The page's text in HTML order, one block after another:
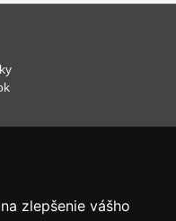
zlepšenie vášho